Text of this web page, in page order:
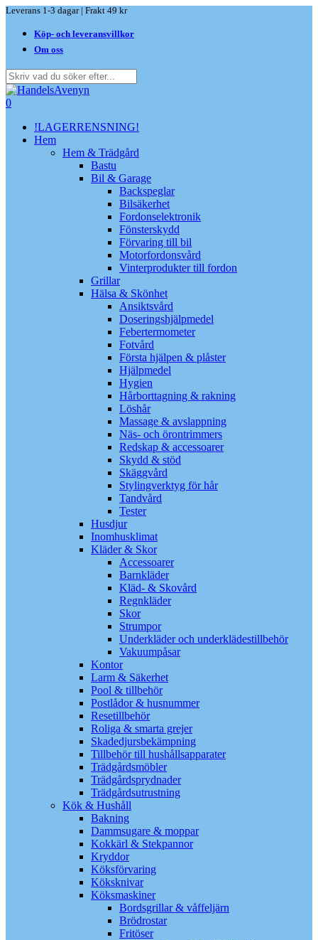
Skip
main
content
Leverans 1-3 dagar | Frakt 49 kr
Köp- och leveransvillkor
Om oss
Close
Search
search
0
!LAGERRENSNING!
Hem
Hem & Trädgård
Bastu
Bil & Garage
Backspeglar
Bilsäkerhet
Fordonselektronik
Fönsterskydd
Förvaring till bil
Motorfordonsvård
Vinterprodukter till fordon
Grillar
Hälsa & Skönhet
Ansiktsvård
Doseringshjälpmedel
Febertermometer
Fotvård
Första hjälpen & plåster
Hjälpmedel
Hygien
Hårborttagning & rakning
Löshår
Massage & avslappning
Näs- och örontrimmers
Redskap & accessoarer
Skydd & stöd
Skäggvård
Stylingverktyg för hår
Tandvård
Tester
Husdjur
Inomhusklimat
Kläder & Skor
Accessoarer
Barnkläder
Kläd- & Skovård
Regnkläder
Skor
Strumpor
Underkläder och underklädestillbehör
Vakuumpåsar
Kontor
Larm & Säkerhet
Pool & tillbehör
Postlådor & husnummer
Resetillbehör
Roliga & smarta grejer
Skadedjursbekämpning
Tillbehör till hushållsapparater
Trädgårdsmöbler
Trädgårdsprydnader
Trädgårdsutrustning
Kök & Hushåll
Bakning
Dammsugare & moppar
Kokkärl & Stekpannor
Kryddor
Köksförvaring
Köksknivar
Köksmaskiner
Bordsgrillar & våffeljärn
Brödrostar
Fritöser